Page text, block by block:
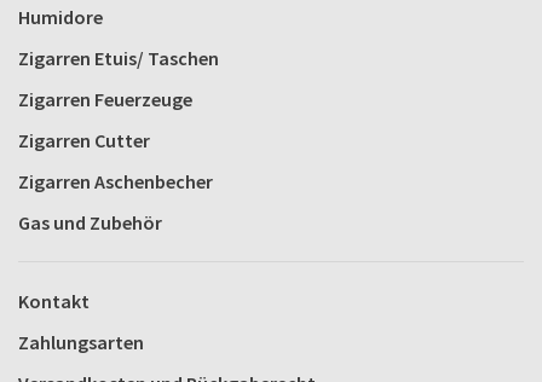
Humidore
Zigarren Etuis/ Taschen
Zigarren Feuerzeuge
Zigarren Cutter
Zigarren Aschenbecher
Gas und Zubehör
Kontakt
Zahlungsarten